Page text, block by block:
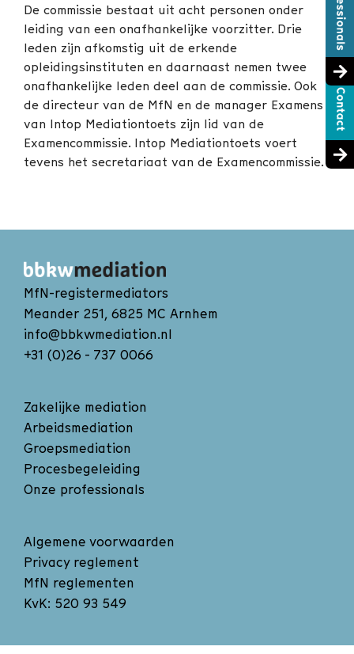
De commissie bestaat uit acht personen onder
leiding van een onafhankelijke voorzitter. Drie
leden zijn afkomstig uit de erkende
opleidingsinstituten en daarnaast nemen twee
onafhankelijke leden deel aan de commissie. Ook
de directeur van de MfN en de manager Examens
van Intop Mediationtoets zijn lid van de
Examencommissie. Intop Mediationtoets voert
tevens het secretariaat van de Examencommissie.
MfN-registermediators
Meander 251, 6825 MC Arnhem
info@bbkwmediation.nl
+31 (0)26 - 737 0066
Zakelijke mediation
Arbeidsmediation
Groepsmediation
Procesbegeleiding
Onze professionals
Algemene voorwaarden
Privacy reglement
MfN reglementen
KvK: 520 93 549